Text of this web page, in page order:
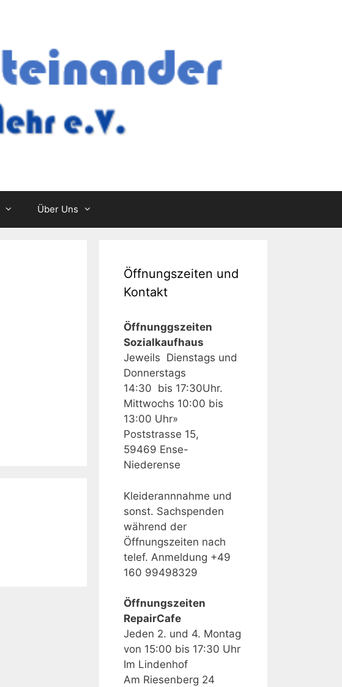
Über Uns
Öffnungszeiten und
Kontakt
Öffnunggszeiten
Sozialkaufhaus
Jeweils Dienstags und
Donnerstags
14:30 bis 17:30Uhr.
Mittwochs 10:00 bis
13:00 Uhr»
Poststrasse 15,
59469 Ense-
Niederense
Kleiderannnahme und
sonst. Sachspenden
während der
Öffnungszeiten nach
telef. Anmeldung +49
160 99498329
Öffnungszeiten
RepairCafe
Jeden 2. und 4. Montag
von 15:00 bis 17:30 Uhr
Im Lindenhof
Am Riesenberg 24